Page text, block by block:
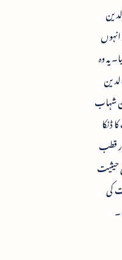
یہ وہ
شہاب
ڈنکا
قطب
حیثیت
کی